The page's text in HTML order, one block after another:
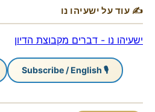
✍ עוד על ישעיהו נו
ישעיהו נו - דברים מקבוצת הדיון
🎙 Subscribe / English